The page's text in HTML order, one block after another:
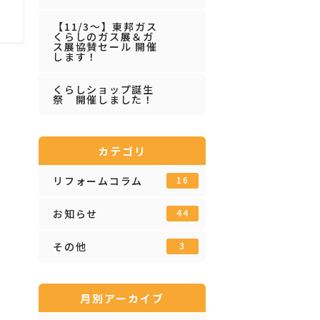
【11/3～】東邦ガス
くらしのガス展＆ガ
ス展協賛セール 開催
します！
くらしショップ誕生
祭 開催しました！
カテゴリ
リフォームコラム 16
お知らせ 44
その他 3
月別アーカイブ